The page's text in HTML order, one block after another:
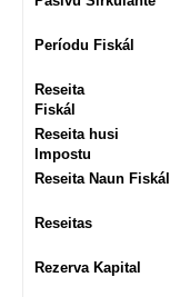
Períodu Fiskál
Reseita
Fiskál
Reseita husi
Impostu
Reseita Naun Fiskál
Reseitas
Rezerva Kapital